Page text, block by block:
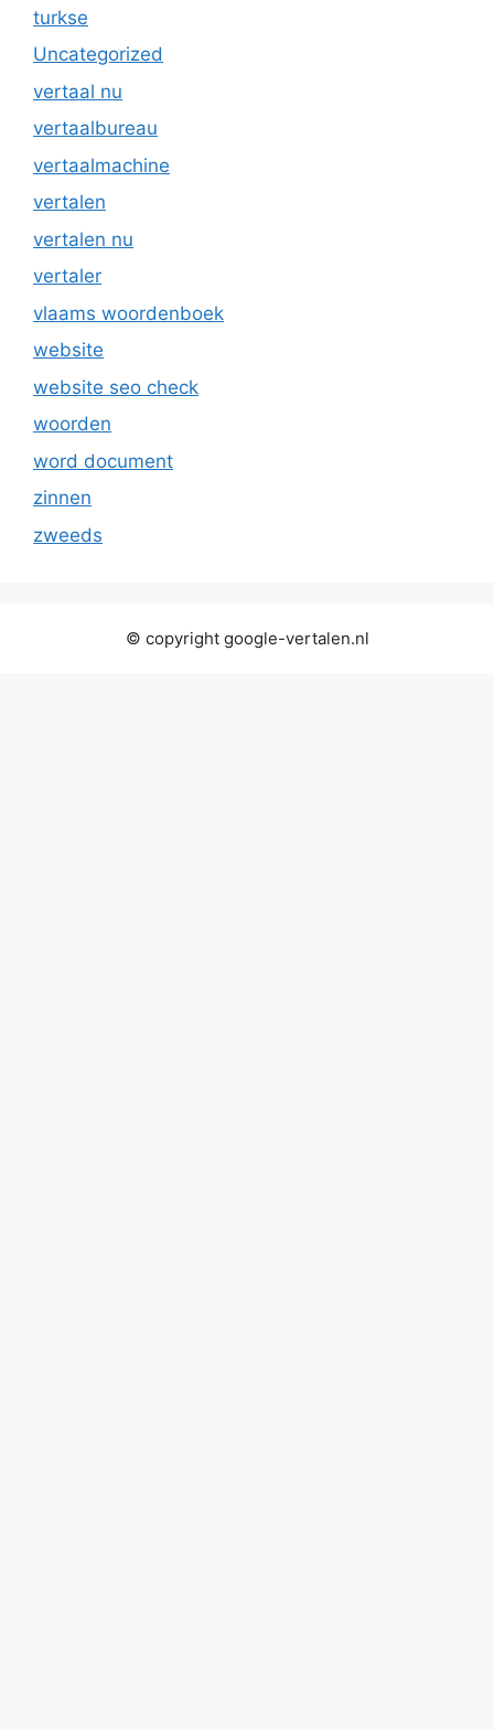
turkse
Uncategorized
vertaal nu
vertaalbureau
vertaalmachine
vertalen
vertalen nu
vertaler
vlaams woordenboek
website
website seo check
woorden
word document
zinnen
zweeds
© copyright google-vertalen.nl